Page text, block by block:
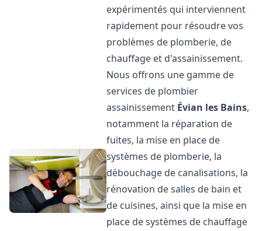
expérimentés qui interviennent
rapidement pour résoudre vos
problèmes de plomberie, de
chauffage et d'assainissement.
Nous offrons une gamme de
services de plombier
assainissement Évian les Bains,
notamment la réparation de
fuites, la mise en place de
systèmes de plomberie, la
débouchage de canalisations, la
rénovation de salles de bain et
de cuisines, ainsi que la mise en
place de systèmes de chauffage